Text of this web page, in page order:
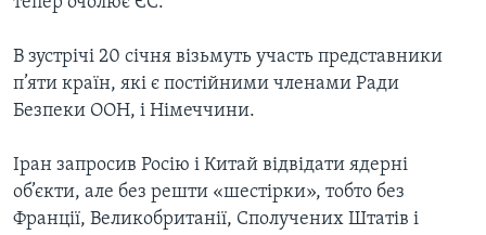
В зустрічі 20 січня візьмуть участь представники
п’яти країн, які є постійними членами Ради
Безпеки ООН, і Німеччини.
Іран запросив Росію і Китай відвідати ядерні
об’єкти, але без решти «шестірки», тобто без
Франції, Великобританії, Сполучених Штатів і